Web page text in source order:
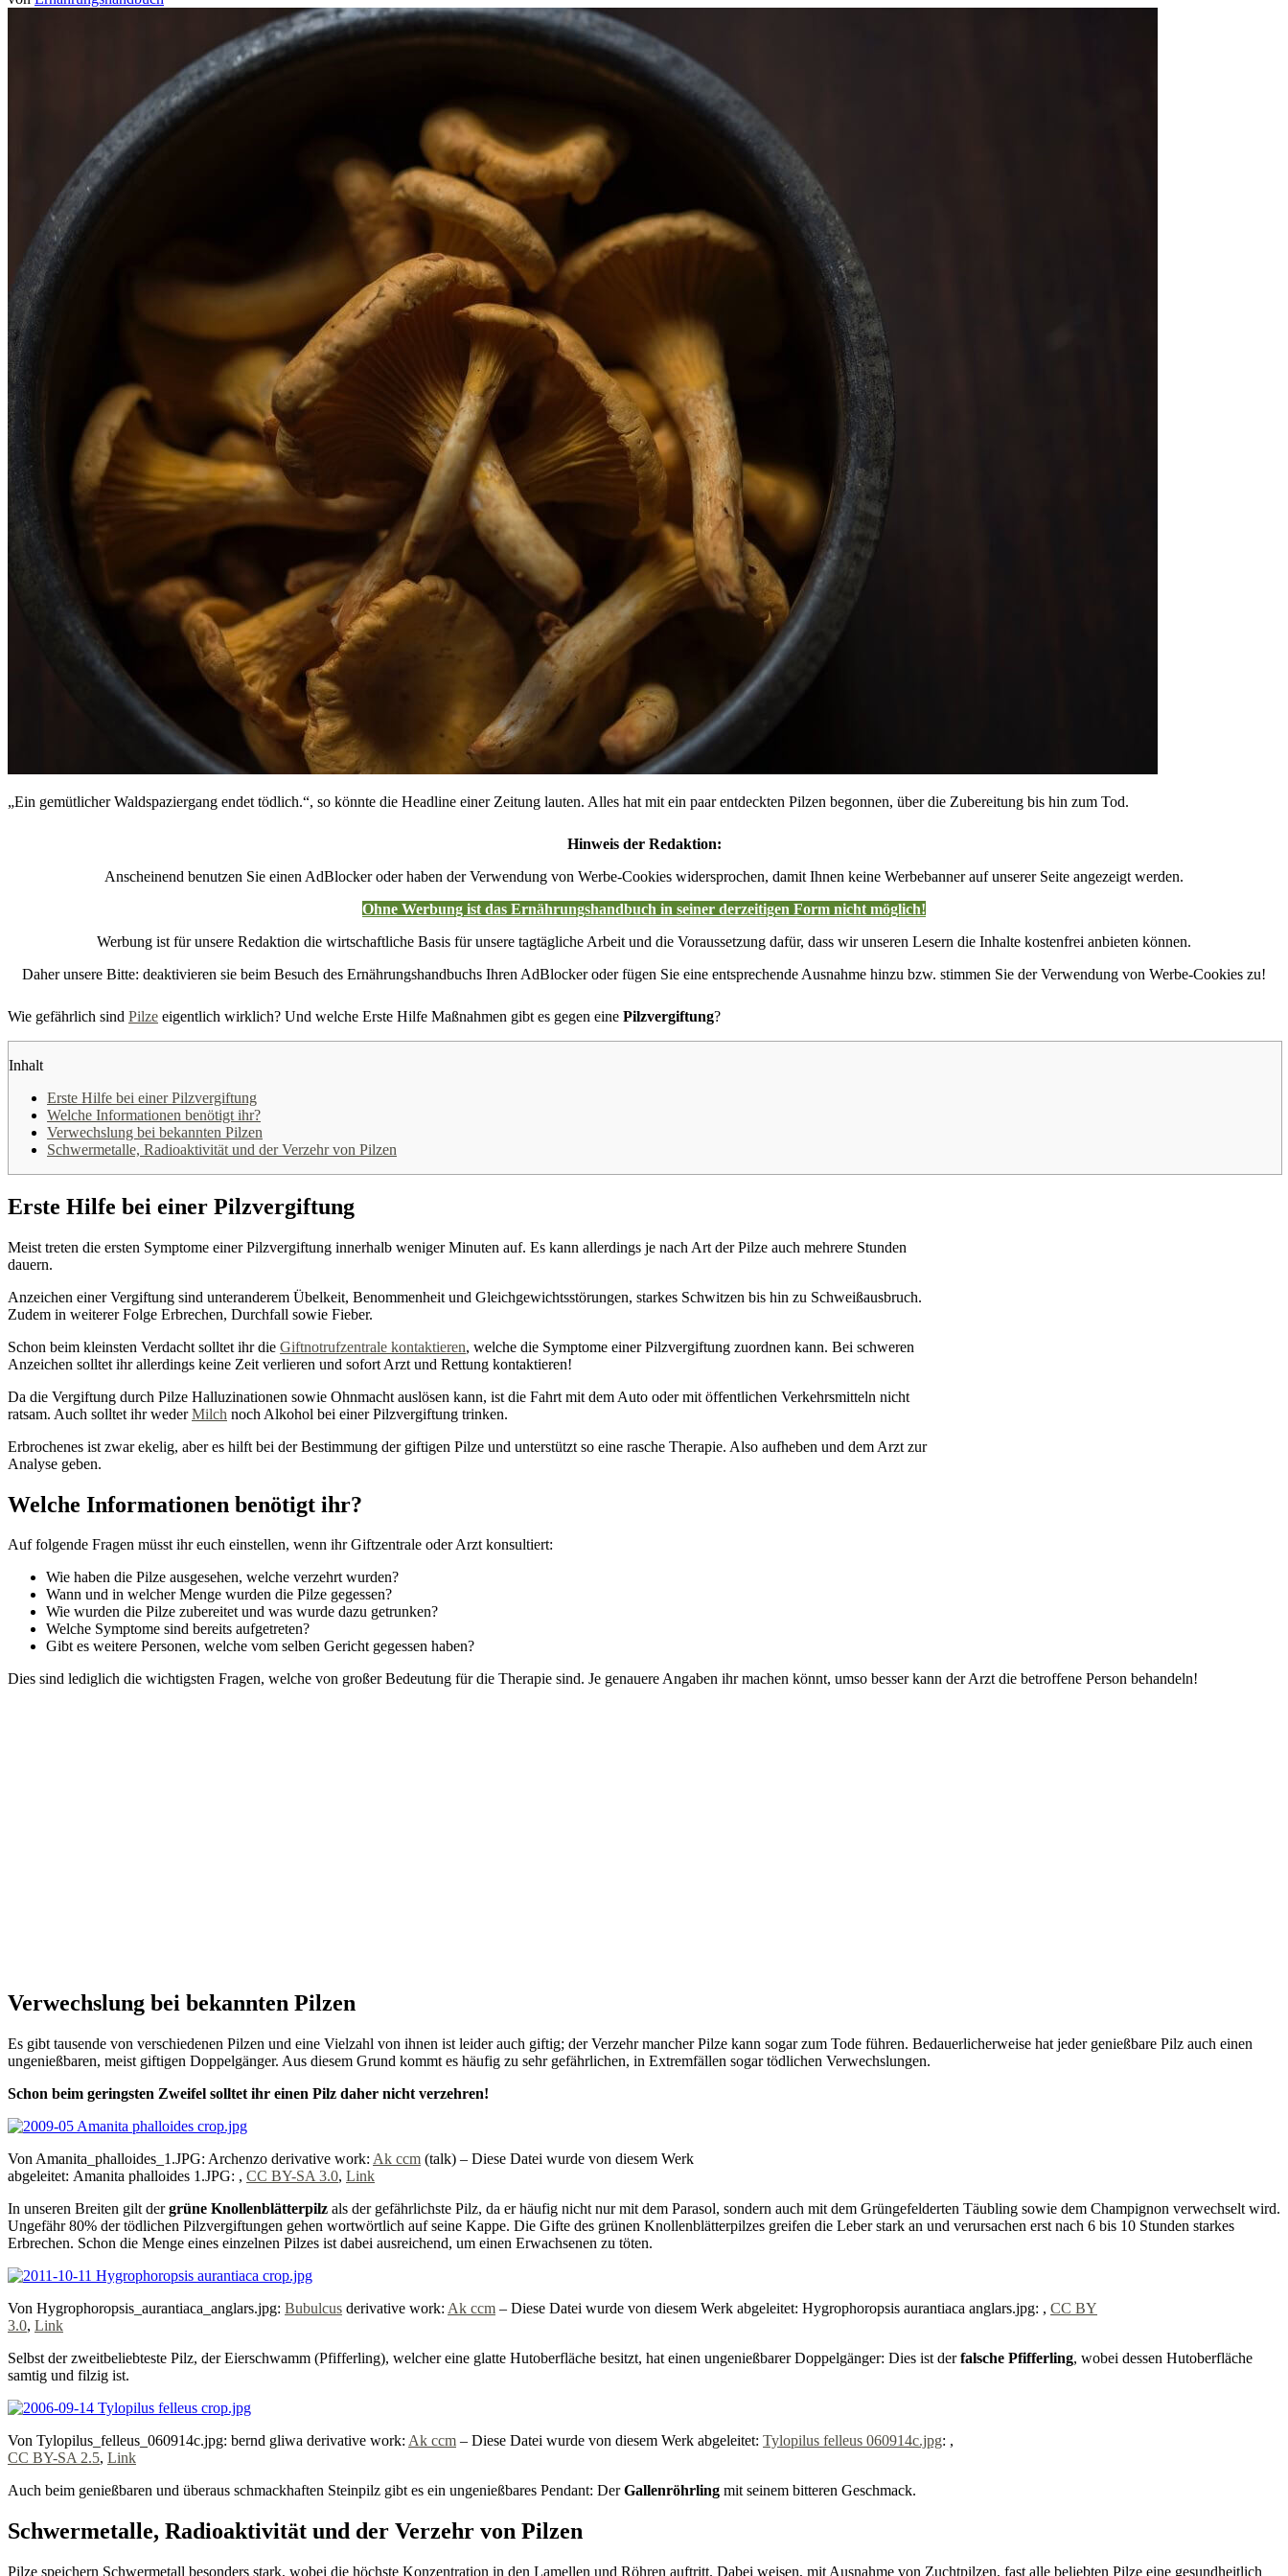
„Ein gemütlicher Waldspaziergang endet tödlich.“, so könnte die Headline einer Zeitung lauten. Alles hat mit ein paar entdeckten Pilzen begonnen, über die Zubereitung bis hin zum Tod.
Hinweis der Redaktion:
Anscheinend benutzen Sie einen AdBlocker oder haben der Verwendung von Werbe-Cookies widersprochen, damit Ihnen keine Werbebanner auf unserer Seite angezeigt werden.
Ohne Werbung ist das Ernährungshandbuch in seiner derzeitigen Form nicht möglich!
Werbung ist für unsere Redaktion die wirtschaftliche Basis für unsere tagtägliche Arbeit und die Voraussetzung dafür, dass wir unseren Lesern die Inhalte kostenfrei anbieten können.
Daher unsere Bitte: deaktivieren sie beim Besuch des Ernährungshandbuchs Ihren AdBlocker oder fügen Sie eine entsprechende Ausnahme hinzu bzw. stimmen Sie der Verwendung von Werbe-Cookies zu!
Wie gefährlich sind Pilze eigentlich wirklich? Und welche Erste Hilfe Maßnahmen gibt es gegen eine Pilzvergiftung?
Inhalt
Erste Hilfe bei einer Pilzvergiftung
Welche Informationen benötigt ihr?
Verwechslung bei bekannten Pilzen
Schwermetalle, Radioaktivität und der Verzehr von Pilzen
Erste Hilfe bei einer Pilzvergiftung
Meist treten die ersten Symptome einer Pilzvergiftung innerhalb weniger Minuten auf. Es kann allerdings je nach Art der Pilze auch mehrere Stunden
dauern.
Anzeichen einer Vergiftung sind unteranderem Übelkeit, Benommenheit und Gleichgewichtsstörungen, starkes Schwitzen bis hin zu Schweißausbruch.
Zudem in weiterer Folge Erbrechen, Durchfall sowie Fieber.
Schon beim kleinsten Verdacht solltet ihr die Giftnotrufzentrale kontaktieren, welche die Symptome einer Pilzvergiftung zuordnen kann. Bei schweren
Anzeichen solltet ihr allerdings keine Zeit verlieren und sofort Arzt und Rettung kontaktieren!
Da die Vergiftung durch Pilze Halluzinationen sowie Ohnmacht auslösen kann, ist die Fahrt mit dem Auto oder mit öffentlichen Verkehrsmitteln nicht
ratsam. Auch solltet ihr wederMilch noch Alkohol bei einer Pilzvergiftung trinken.
Erbrochenes ist zwar ekelig, aber es hilft bei der Bestimmung der giftigen Pilze und unterstützt so eine rasche Therapie. Also aufheben und dem Arzt zur
Analyse geben.
Welche Informationen benötigt ihr?
Auf folgende Fragen müsst ihr euch einstellen, wenn ihr Giftzentrale oder Arzt konsultiert:
Wie haben die Pilze ausgesehen, welche verzehrt wurden?
Wann und in welcher Menge wurden die Pilze gegessen?
Wie wurden die Pilze zubereitet und was wurde dazu getrunken?
Welche Symptome sind bereits aufgetreten?
Gibt es weitere Personen, welche vom selben Gericht gegessen haben?
Dies sind lediglich die wichtigsten Fragen, welche von großer Bedeutung für die Therapie sind. Je genauere Angaben ihr machen könnt, umso besser kann der Arzt die betroffene Person behandeln!
Verwechslung bei bekannten Pilzen
Es gibt tausende von verschiedenen Pilzen und eine Vielzahl von ihnen ist leider auch giftig; der Verzehr mancher Pilze kann sogar zum Tode führen. Bedauerlicherweise hat jeder genießbare Pilz auch einen
ungenießbaren, meist giftigen Doppelgänger. Aus diesem Grund kommt es häufig zu sehr gefährlichen, in Extremfällen sogar tödlichen Verwechslungen.
Schon beim geringsten Zweifel solltet ihr einen Pilz daher nicht verzehren!
Von Amanita_phalloides_1.JPG: Archenzo derivative work: Ak ccm (talk) – Diese Datei wurde von diesem Werk
abgeleitet: Amanita phalloides 1.JPG: , CC BY-SA 3.0, Link
In unseren Breiten gilt dergrüne Knollenblätterpilz als der gefährlichste Pilz, da er häufig nicht nur mit dem Parasol, sondern auch mit dem Grüngefelderten Täubling sowie dem Champignon verwechselt wird.
Ungefähr 80% der tödlichen Pilzvergiftungen gehen wortwörtlich auf seine Kappe. Die Gifte des grünen Knollenblätterpilzes greifen die Leber stark an und verursachen erst nach 6 bis 10 Stunden starkes
Erbrechen. Schon die Menge eines einzelnen Pilzes ist dabei ausreichend, um einen Erwachsenen zu töten.
Von Hygrophoropsis_aurantiaca_anglars.jpg: Bubulcus derivative work: Ak ccm – Diese Datei wurde von diesem Werk abgeleitet: Hygrophoropsis aurantiaca anglars.jpg: , CC BY
3.0, Link
Selbst der zweitbeliebteste Pilz, der Eierschwamm (Pfifferling), welcher eine glatte Hutoberfläche besitzt, hat einen ungenießbarer Doppelgänger: Dies ist derfalsche Pfifferling, wobei dessen Hutoberfläche
samtig und filzig ist.
Von Tylopilus_felleus_060914c.jpg: bernd gliwa derivative work: Ak ccm – Diese Datei wurde von diesem Werk abgeleitet: Tylopilus felleus 060914c.jpg: ,
CC BY-SA 2.5, Link
Auch beim genießbaren und überaus schmackhaften Steinpilz gibt es ein ungenießbares Pendant: DerGallenröhrling mit seinem bitteren Geschmack.
Schwermetalle, Radioaktivität und der Verzehr von Pilzen
Pilze speichern Schwermetall besonders stark, wobei die höchste Konzentration in den Lamellen und Röhren auftritt. Dabei weisen, mit Ausnahme von Zuchtpilzen, fast alle beliebten Pilze eine gesundheitlich